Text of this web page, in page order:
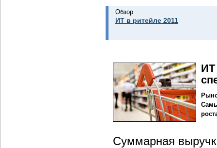
Обзор
ИТ в ритейле 2011
ИТ
Суммарная